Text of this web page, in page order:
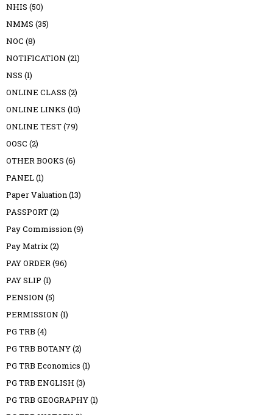
NHIS (50)
NMMS (35)
NOC (8)
NOTIFICATION (21)
NSS (1)
ONLINE CLASS (2)
ONLINE LINKS (10)
ONLINE TEST(79)
OOSC (2)
OTHER BOOKS (6)
PANEL(1)
Paper Valuation(13)
PASSPORT(2)
Pay Commission(9)
Pay Matrix(2)
PAY ORDER(96)
PAY SLIP (1)
PENSION (5)
PERMISSION (1)
PG TRB (4)
PG TRB BOTANY(2)
PG TRB Economics (1)
PG TRB ENGLISH (3)
PG TRB GEOGRAPHY(1)